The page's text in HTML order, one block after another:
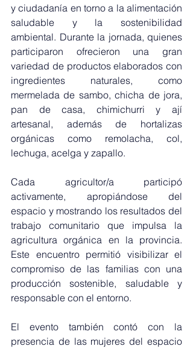
y ciudadanía en torno a la alimentación
saludable y la sostenibilidad
ambiental. Durante la jornada, quienes
participaron ofrecieron una gran
variedad de productos elaborados con
ingredientes naturales, como
mermelada de sambo, chicha de jora,
pan de casa, chimichurri y ají
artesanal, además de hortalizas
orgánicas como remolacha, col,
lechuga, acelga y zapallo.
Cada agricultor/a participó
activamente, apropiándose del
espacio y mostrando los resultados del
trabajo comunitario que impulsa la
agricultura orgánica en la provincia.
Este encuentro permitió visibilizar el
compromiso de las familias con una
producción sostenible, saludable y
responsable con el entorno.
El evento también contó con la
presencia de las mujeres del espacio